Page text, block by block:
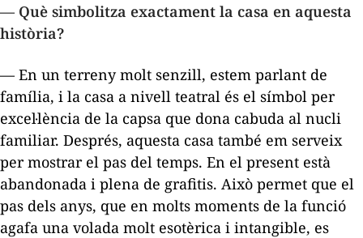
— Què simbolitza exactament la casa en aquesta
història?
— En un terreny molt senzill, estem parlant de
família, i la casa a nivell teatral és el símbol per
excel·lència de la capsa que dona cabuda al nucli
familiar. Després, aquesta casa també em serveix
per mostrar el pas del temps. En el present està
abandonada i plena de grafitis. Això permet que el
pas dels anys, que en molts moments de la funció
agafa una volada molt esotèrica i intangible, es